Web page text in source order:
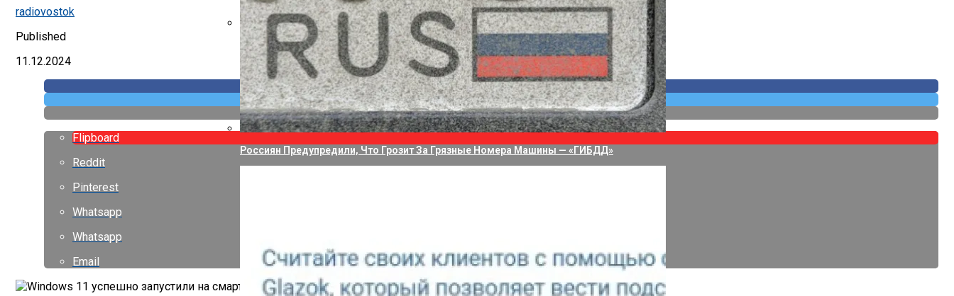
Canon Выпустила Приложение Для Стриминга С Нескольких Камер, Но Не Своих Собственных
Россиян Предупредили, Что Грозит За Грязные Номера Машины — «ГИБДД»
radiovostok
Published
11.12.2024
Flipboard
Reddit
Pinterest
Whatsapp
Whatsapp
Email